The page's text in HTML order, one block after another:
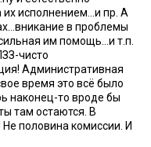
исполнением...и пр. А
в проблемы
им помощь...и т.п.
чисто
Административная
время это всё было
наконец-то вроде бы
там остаются. В
половина комиссии. И